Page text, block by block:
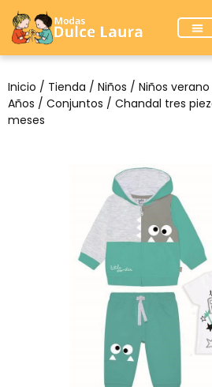
Inicio / Tienda / Niños / Niños verano
Años / Conjuntos / Chandal tres
meses